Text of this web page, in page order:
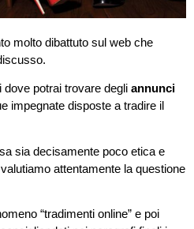
molto dibattuto sul web che
dove potrai trovare degli annunci
impegnate disposte a tradire il
sia decisamente poco etica e
attentamente la questione
“tradimenti online” e poi